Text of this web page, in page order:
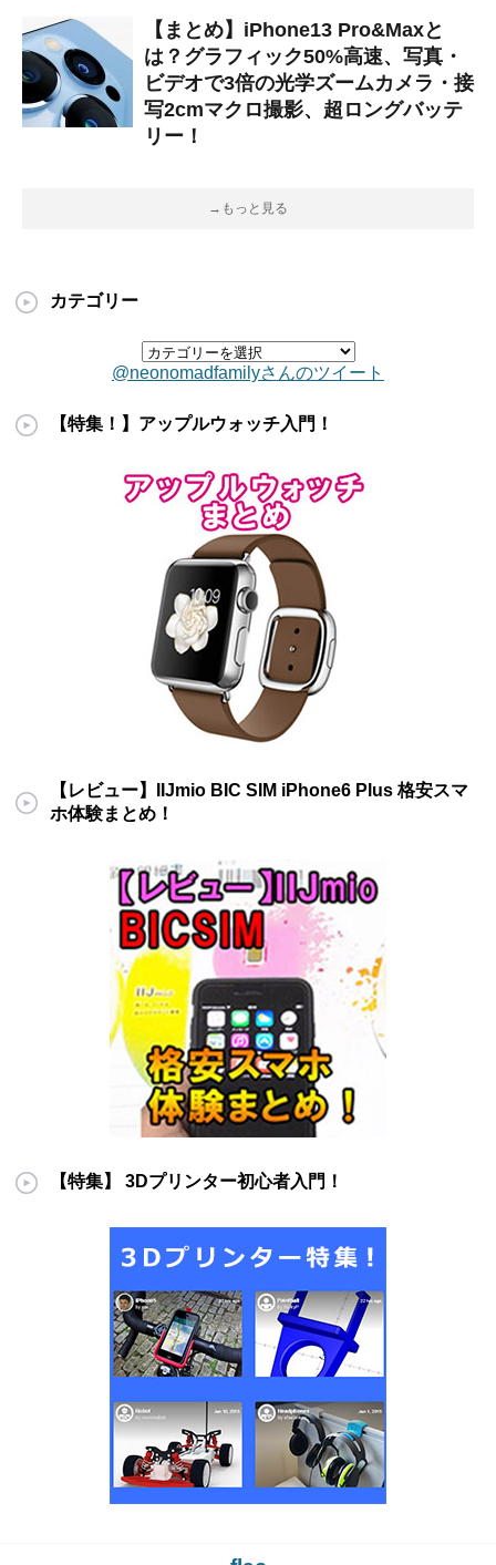
【まとめ】iPhone13 Pro&Maxと
は？グラフィック50%高速、写真・
ビデオで3倍の光学ズームカメラ・接
写2cmマクロ撮影、超ロングバッテ
リー！
→もっと見る
カテゴリー
@neonomadfamilyさんのツイート
【特集！】アップルウォッチ入門！
【レビュー】IIJmio BIC SIM iPhone6 Plus 格安スマ
ホ体験まとめ！
【特集】 3Dプリンター初心者入門！